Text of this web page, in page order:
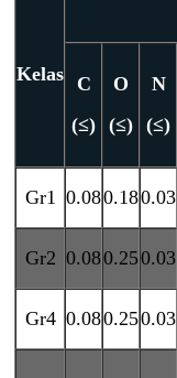
Kelas
C
(≤)
O
(≤)
N
(≤)
Gr1 0.080.180.03
Gr2 0.080.250.03
Gr4 0.080.250.03